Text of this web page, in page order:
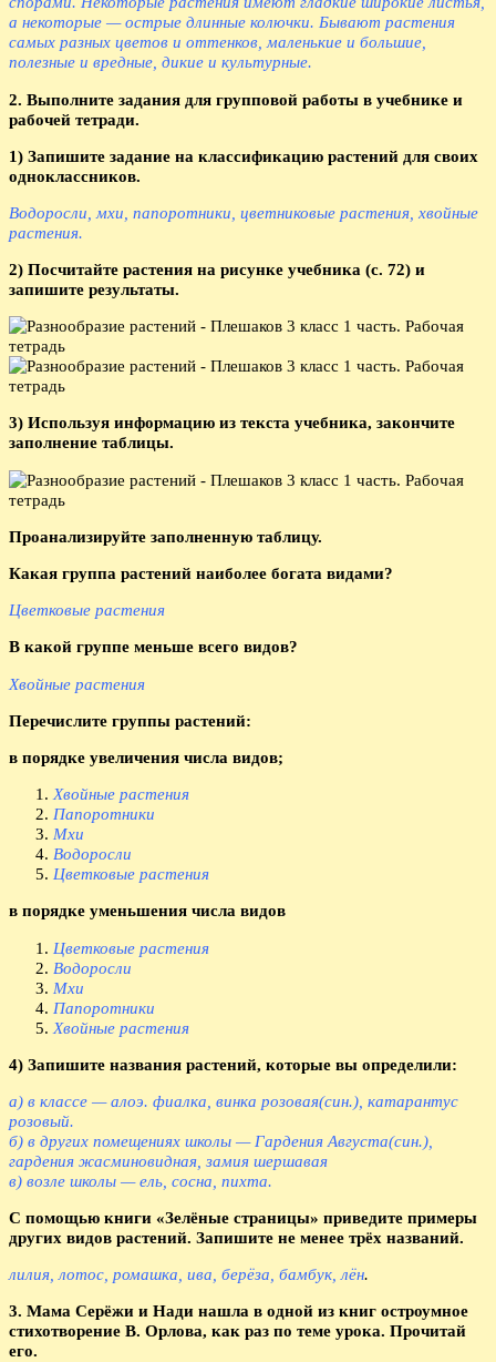
а некоторые — острые длинные колючки. Бывают растения
самых разных цветов и оттенков, маленькие и большие,
полезные и вредные, дикие и культурные.
2. Выполните задания для групповой работы в учебнике и
рабочей тетради.
1) Запишите задание на классификацию растений для своих
одноклассников.
Водоросли, мхи, папоротники, цветниковые растения, хвойные
растения.
2) Посчитайте растения на рисунке учебника (с. 72) и
запишите результаты.
3) Используя информацию из текста учебника, закончите
заполнение таблицы.
Проанализируйте заполненную таблицу.
Какая группа растений наиболее богата видами?
Цветковые растения
В какой группе меньше всего видов?
Хвойные растения
Перечислите группы растений:
в порядке увеличения числа видов;
Хвойные растения
Папоротники
Мхи
Водоросли
Цветковые растения
в порядке уменьшения числа видов
Цветковые растения
Водоросли
Мхи
Папоротники
Хвойные растения
4) Запишите названия растений, которые вы определили:
а) в классе — алоэ. фиалка, винка розовая(син.), катарантус
розовый.
б) в других помещениях школы — Гардения Августа(син.),
гардения жасминовидная, замия шершавая
в) возле школы — ель, сосна, пихта.
С помощью книги «Зелёные страницы» приведите примеры
других видов растений. Запишите не менее трёх названий.
лилия, лотос, ромашка, ива, берёза, бамбук, лён.
3. Мама Серёжи и Нади нашла в одной из книг остроумное
стихотворение В. Орлова, как раз по теме урока. Прочитай
его.